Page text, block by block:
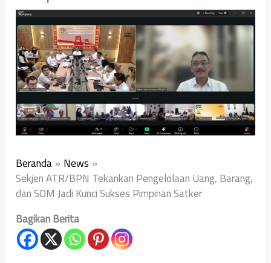
Beranda News
Sekjen ATR/BPN Tekankan Pengelolaan Uang, Barang,
dan SDM Jadi Kunci Sukses Pimpinan Satker
Bagikan Berita